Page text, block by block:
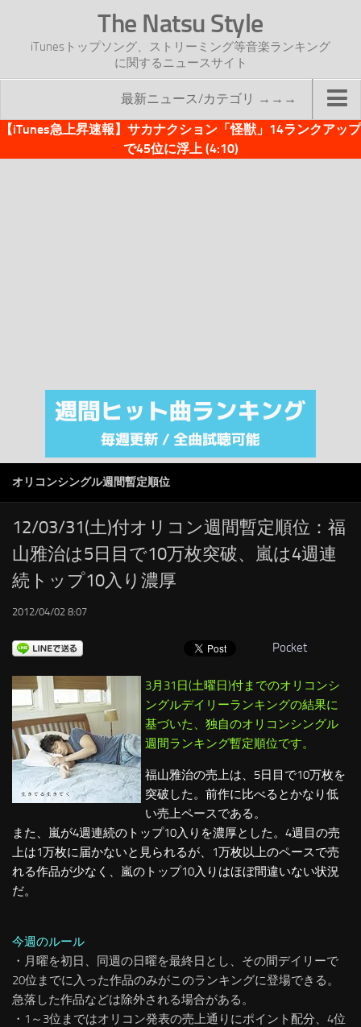
The Natsu Style
iTunesトップソング、ストリーミング等音楽ランキング
に関するニュースサイト
最新ニュース/カテゴリ →→→
TOP
注目カテゴリ
オリジナルiTunes週間トップソング
RSS
LINKS
【iTunes急上昇速報】サカナクション「怪獣」14ランクアップ
で45位に浮上 (4:10)
オリコンシングル週間暫定順位
12/03/31(土)付オリコン週間暫定順位：福
山雅治は5日目で10万枚突破、嵐は4週連
続トップ10入り濃厚
2012/04/02 8:07
Pocket
3月31日(土曜日)付までのオリコンシ
ングルデイリーランキングの結果に
基づいた、独自のオリコンシングル
週間ランキング暫定順位です。
福山雅治の売上は、5日目で10万枚を
突破した。前作に比べるとかなり低
い売上ペースである。
また、嵐が4週連続のトップ10入りを濃厚とした。4週目の売
上は1万枚に届かないと見られるが、1万枚以上のペースで売
れる作品が少なく、嵐のトップ10入りはほぼ間違いない状況
だ。
今週のルール
・月曜を初日、同週の日曜を最終日とし、その間デイリーで
20位までに入った作品のみがこのランキングに登場できる。
急落した作品などは除外される場合がある。
・1～3位まではオリコン発表の売上通りにポイント配分、4位